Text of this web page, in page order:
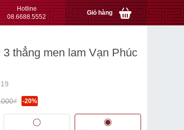
Hotline
08.6688.5552
Giỏ hàng
thẳng men lam Vạn Phúc
-20%